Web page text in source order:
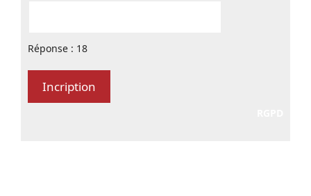
Réponse : 18